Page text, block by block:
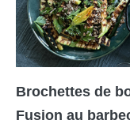
Brochettes de
Fusion au